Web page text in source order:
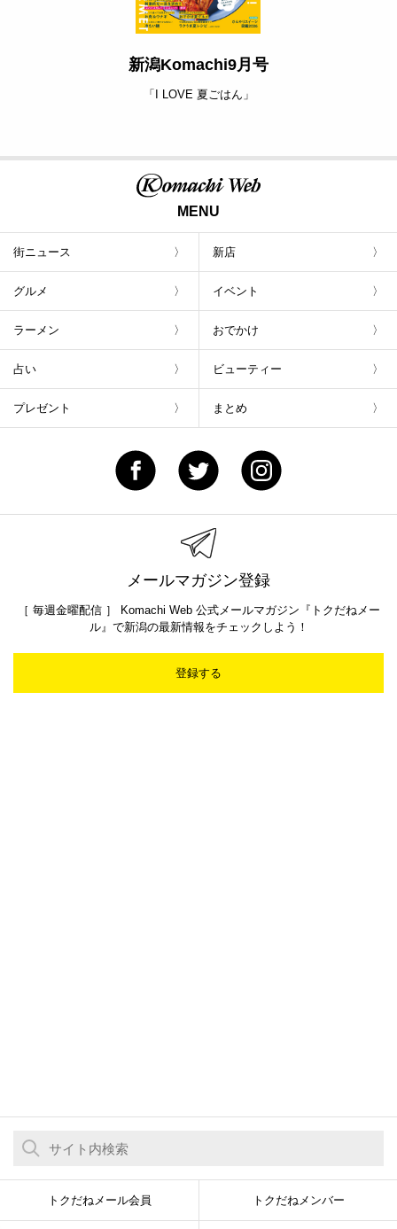
新潟Komachi9月号
「I LOVE 夏ごはん」
MENU
街ニュース 新店
グルメ イベント
ラーメン おでかけ
占い ビューティー
プレゼント まとめ
メールマガジン登録
［ 毎週金曜配信 ］ Komachi Web 公式メールマガジン『トクだねメー
ル』で新潟の最新情報をチェックしよう！
登録する
トクだねメール会員 トクだねメンバー